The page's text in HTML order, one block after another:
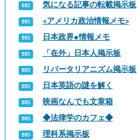
気になる記事の転載掲示板
<アメリカ政治情報メモ>
日本政界●情報メモ
「在外」日本人掲示板
リバータリアニズム掲示板
日本英語の謎を解く
映画なんでも文章箱
◆法律学のカフェ◆
理科系掲示板